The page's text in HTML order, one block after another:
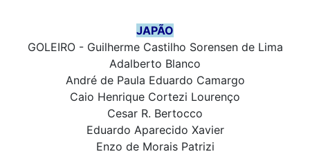
JAPÃO
GOLEIRO - Guilherme Castilho Sorensen de Lima
Adalberto Blanco
André de Paula Eduardo Camargo
Caio Henrique Cortezi Lourenço
Cesar R. Bertocco
Eduardo Aparecido Xavier
Enzo de Morais Patrizi